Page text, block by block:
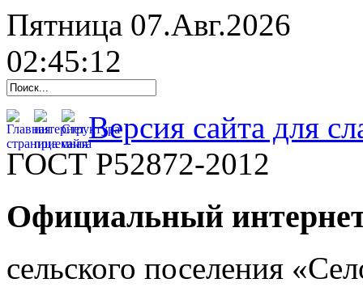
Пятница 07.Авг.2026
02:45:13
Версия сайта для
ГОСТ Р52872-2012
Официальный
cельского поселения